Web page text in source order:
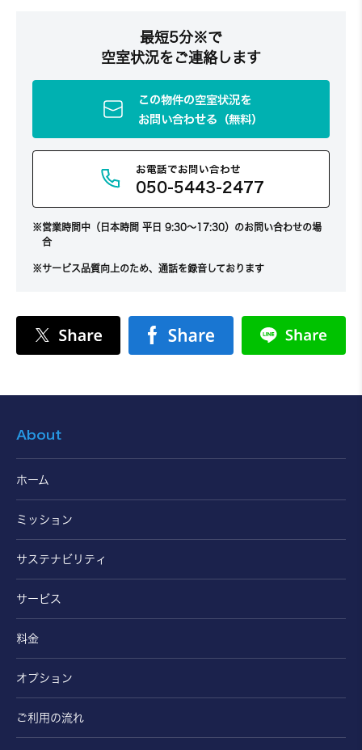
最短5分※で
空室状況をご連絡します
この物件の空室状況を
お問い合わせる（無料）
お電話でお問い合わせ
050-5443-2477
営業時間中（日本時間 平日 9:30～17:30）のお問い合わせの場
合
サービス品質向上のため、通話を録音しております
About
ホーム
ミッション
サステナビリティ
サービス
料金
オプション
ご利用の流れ